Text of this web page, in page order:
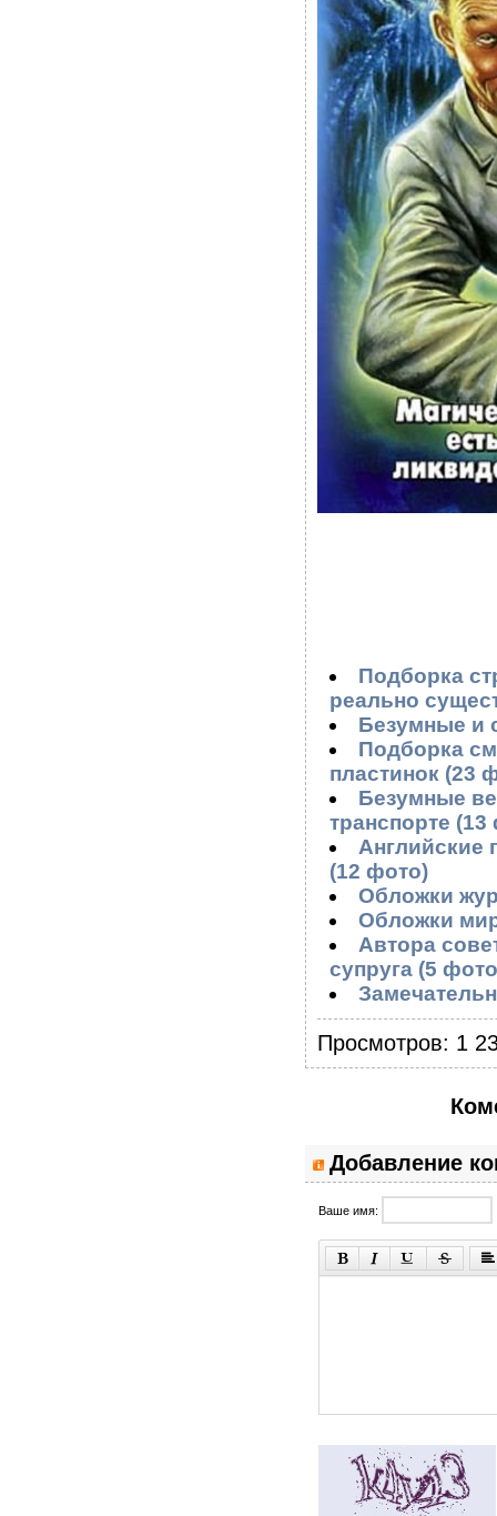
Подборка
реально
Безумные и
Подборка
пластинок (23
Безумные
транспорте (13
Английские
(12 фото)
Обложки
Обложки
Автора
супруга (5
Просмотров: 1
Добавление
Ваше имя: